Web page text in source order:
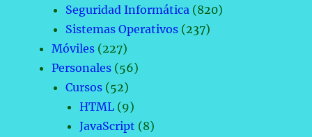
Seguridad Informática (820)
Sistemas Operativos (237)
Móviles (227)
Personales (56)
Cursos (52)
HTML (9)
JavaScript (8)